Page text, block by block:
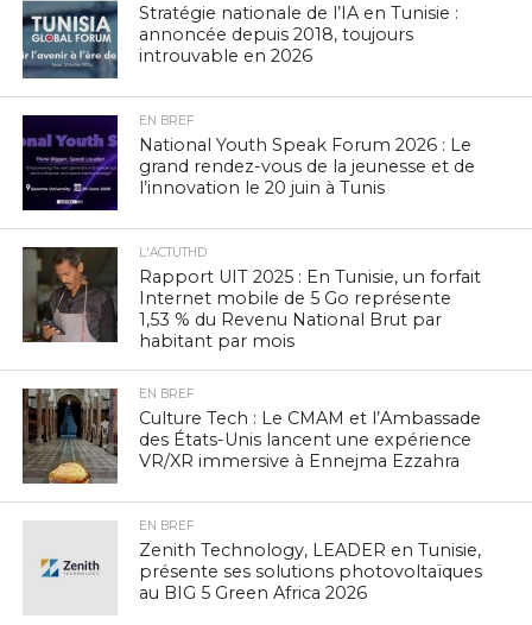
Stratégie nationale de l’IA en Tunisie :
annoncée depuis 2018, toujours
introuvable en 2026
EN BREF
National Youth Speak Forum 2026 : Le
grand rendez-vous de la jeunesse et de
l’innovation le 20 juin à Tunis
L'ACTUTHD
Rapport UIT 2025 : En Tunisie, un forfait
Internet mobile de 5 Go représente
1,53 % du Revenu National Brut par
habitant par mois
EN BREF
Culture Tech : Le CMAM et l’Ambassade
des États-Unis lancent une expérience
VR/XR immersive à Ennejma Ezzahra
EN BREF
Zenith Technology, LEADER en Tunisie,
présente ses solutions photovoltaïques
au BIG 5 Green Africa 2026